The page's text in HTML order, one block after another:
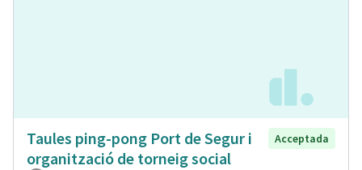
Taules ping-pong Port de Segur i
organització de torneig social
Acceptada